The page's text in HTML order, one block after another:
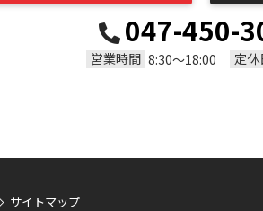
047-450-
営業時間 8:30～18:00 定休
サイトマップ